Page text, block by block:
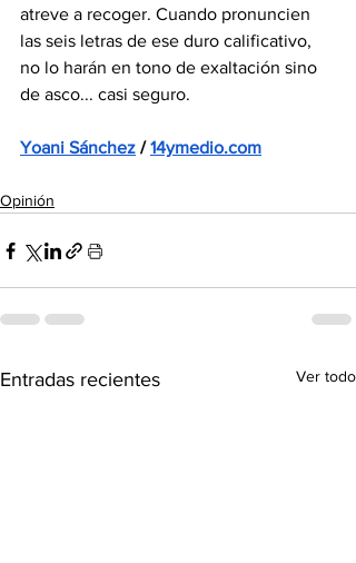
atreve a recoger. Cuando pronuncien
las seis letras de ese duro calificativo,
no lo harán en tono de exaltación sino
de asco... casi seguro.
Yoani Sánchez / 14ymedio.com
Opinión
Entradas recientes Ver todo